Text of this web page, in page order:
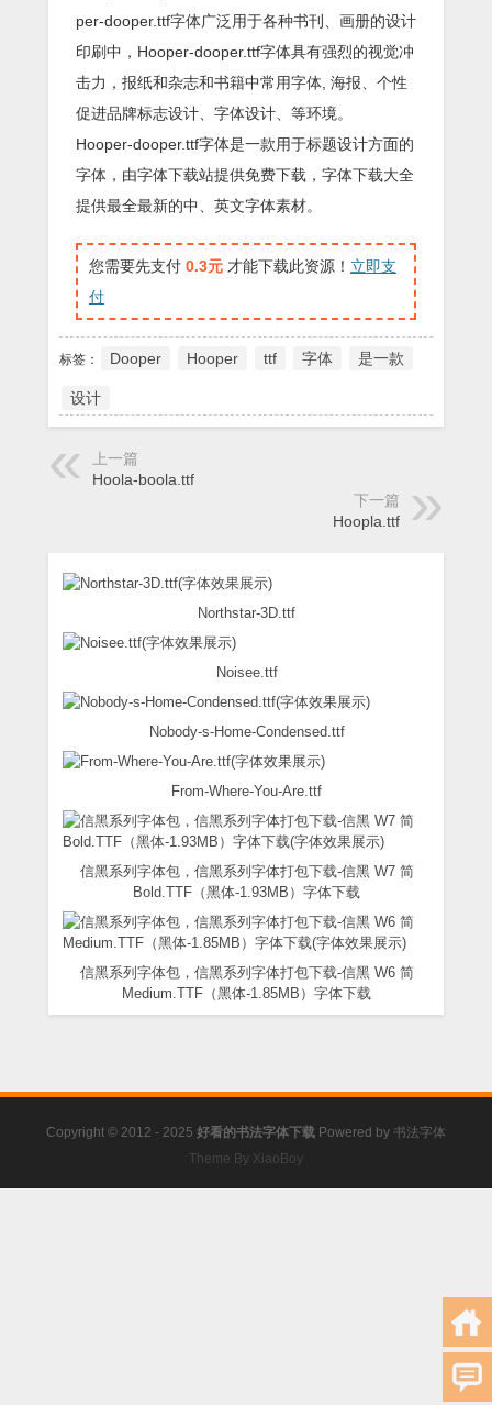
per-dooper.ttf字体广泛用于各种书刊、画册的设计
印刷中，Hooper-dooper.ttf字体具有强烈的视觉冲
击力，报纸和杂志和书籍中常用字体, 海报、个性
促进品牌标志设计、字体设计、等环境。
Hooper-dooper.ttf字体是一款用于标题设计方面的
字体，由字体下载站提供免费下载，字体下载大全
提供最全最新的中、英文字体素材。
您需要先支付 0.3元 才能下载此资源！ 立即支
付
标签： Dooper Hooper ttf 字体 是一款
设计
上一篇
Hoola-boola.ttf
下一篇
Hoopla.ttf
Northstar-3D.ttf
Noisee.ttf
Nobody-s-Home-Condensed.ttf
From-Where-You-Are.ttf
信黑系列字体包，信黑系列字体打包下载-信黑 W7 简
Bold.TTF（黑体-1.93MB）字体下载
信黑系列字体包，信黑系列字体打包下载-信黑 W6 简
Medium.TTF（黑体-1.85MB）字体下载
Copyright © 2012 - 2025 好看的书法字体下载 Powered by 书法字体
Theme By XiaoBoy